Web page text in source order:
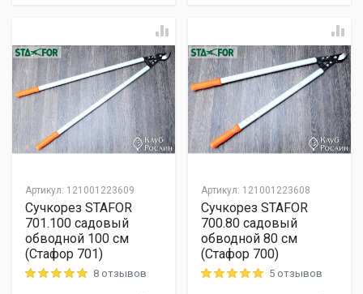
Артикул: 121001223609
Сучкорез STAFOR
701.100 садовый
обводной 100 см
(Стафор 701)
Rating: 5 out of 58 отзывов
Артикул: 121001223608
Сучкорез STAFOR
700.80 садовый
обводной 80 см
(Стафор 700)
Rating: 5 out of 55 отзывов